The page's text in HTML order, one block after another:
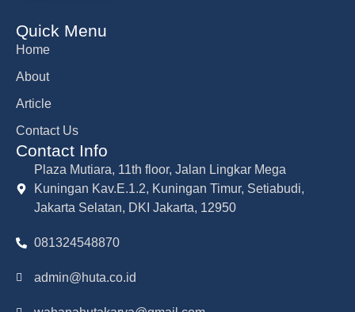
Quick Menu
Home
About
Article
Contact Us
Contact Info
Plaza Mutiara, 11th floor, Jalan Lingkar Mega
Kuningan Kav.E.1.2, Kuningan Timur, Setiabudi,
Jakarta Selatan, DKI Jakarta, 12950
081324548870
admin@huta.co.id